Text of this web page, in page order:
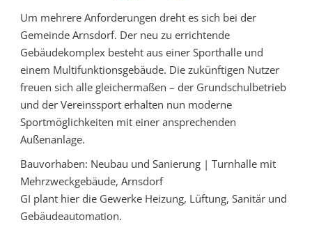
Um mehrere Anforderungen dreht es sich bei der
Gemeinde Arnsdorf. Der neu zu errichtende
Gebäudekomplex besteht aus einer Sporthalle und
einem Multifunktionsgebäude. Die zukünftigen Nutzer
freuen sich alle gleichermaßen – der Grundschulbetrieb
und der Vereinssport erhalten nun moderne
Sportmöglichkeiten mit einer ansprechenden
Außenanlage.
Bauvorhaben: Neubau und Sanierung | Turnhalle mit
Mehrzweckgebäude, Arnsdorf
GI plant hier die Gewerke Heizung, Lüftung, Sanitär und
Gebäudeautomation.